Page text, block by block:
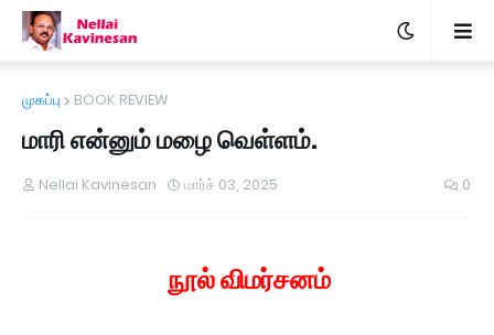
முகப்பு BOOK REVIEW
மாரி என்னும் மழை வெள்ளம்.
Nellai Kavinesan மார்ச் 03, 2025 0
நூல் விமர்சனம்